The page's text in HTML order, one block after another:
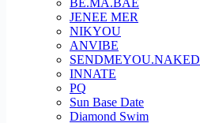
BE.MA.BAE
JENEE MER
NIKYOU
ANVIBE
SENDMEYOU.NAKED
INNATE
PQ
Sun Base Date
Diamond Swim